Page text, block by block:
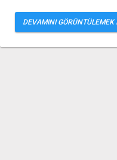
DEVAMINI GÖRÜNTÜLEMEK